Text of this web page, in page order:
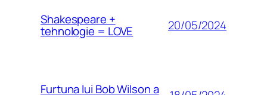
Shakespeare +
tehnologie = LOVE 20/05/2024
Furtuna lui Bob Wilson a